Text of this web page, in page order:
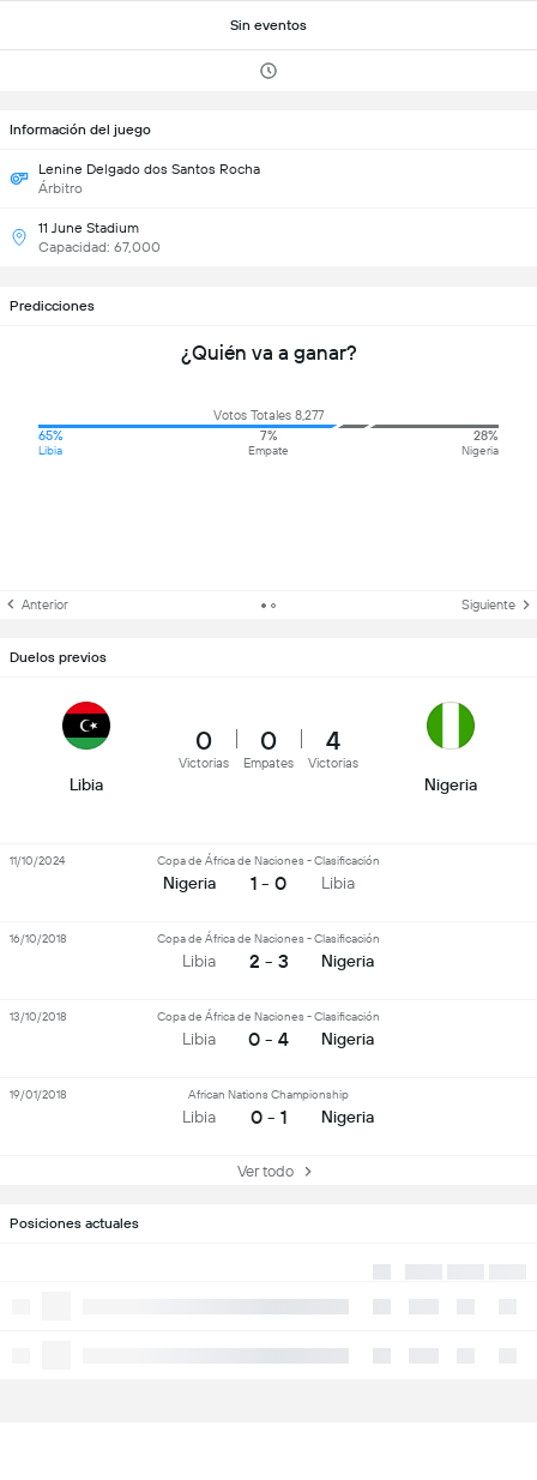
Sin eventos
Posiciones actuales
Información del juego
Lenine Delgado dos Santos Rocha
Árbitro
11 June Stadium
Capacidad: 67,000
Predicciones
¿Quién va a ganar?
Votos Totales 8,277
65%
Libia
7%
Empate
28%
Nigeria
Anterior Siguiente
Duelos previos
Libia
0
Victorias
0
Empates
4
Victorias
Nigeria
Nigeria
Copa de África de Naciones - Clasificación
1 - 0 Libia
11/10/2024
Libia
Copa de África de Naciones - Clasificación
2 - 3 Nigeria
16/10/2018
Libia
Copa de África de Naciones - Clasificación
0 - 4 Nigeria
13/10/2018
Libia
African Nations Championship
0 - 1 Nigeria
19/01/2018
Ver todo